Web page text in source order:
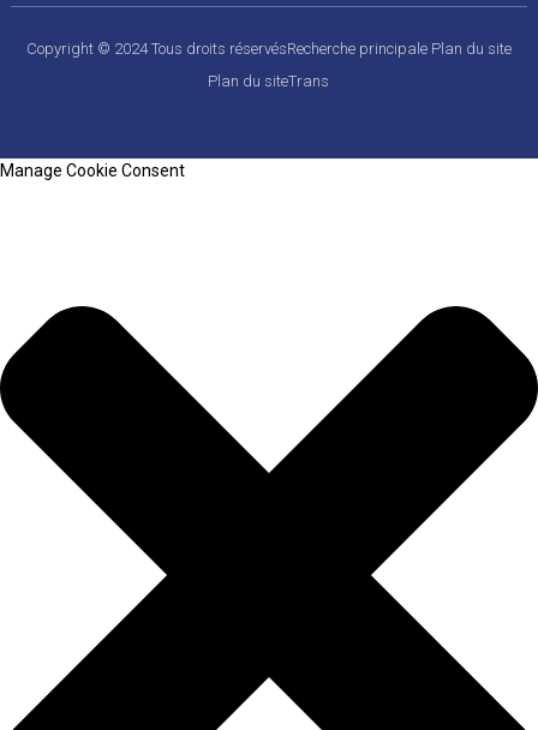
Copyright © 2024 Tous droits réservésRecherche principale Plan du site
Plan du siteTrans
Manage Cookie Consent